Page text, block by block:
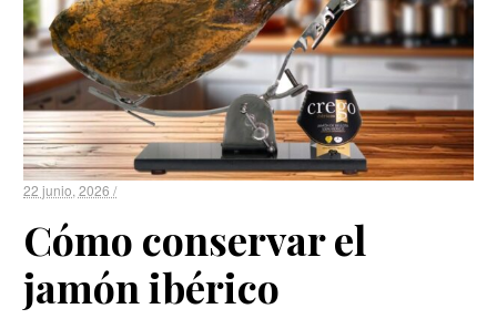
22 junio, 2026 /
Cómo conservar el
jamón ibérico